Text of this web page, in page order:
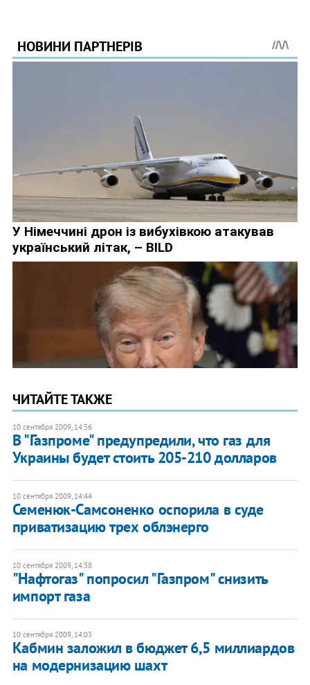
ЧИТАЙТЕ ТАКЖЕ
10 сентября 2009, 14:56
В "Газпроме" предупредили, что газ для
Украины будет стоить 205-210 долларов
10 сентября 2009, 14:44
Семенюк-Самсоненко оспорила в суде
приватизацию трех облэнерго
10 сентября 2009, 14:38
"Нафтогаз" попросил "Газпром" снизить
импорт газа
10 сентября 2009, 14:03
Кабмин заложил в бюджет 6,5 миллиардов
на модернизацию шахт